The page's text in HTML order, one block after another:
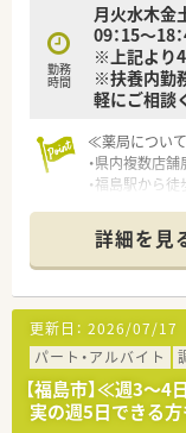
＼＼＼企業に
福島県郡山市
いる薬局です。
地域に根ざし
同じエリアに
な経験を積ん
勤務
時間
月火水木金
09：15～18
※上記より
※扶養内勤
軽にご相談
≪薬局につい
・県内複数店
・福島駅から
※希望休取得
≪募集につい
・福島市エリ
・働き方や希
たします
・若手や子育
しています
・様々な希望
い職場環境を
詳細を見
更新日： 2026/07/17
パート・アルバイト
【福島市】≪週3～
実の週5日できる